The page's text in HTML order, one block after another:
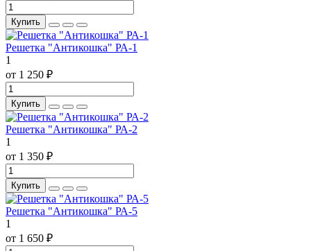
Купить
Решетка "Антикошка" РА-1
1
от 1 250 ₽
Купить
Решетка "Антикошка" РА-2
1
от 1 350 ₽
Купить
Решетка "Антикошка" РА-5
1
от 1 650 ₽